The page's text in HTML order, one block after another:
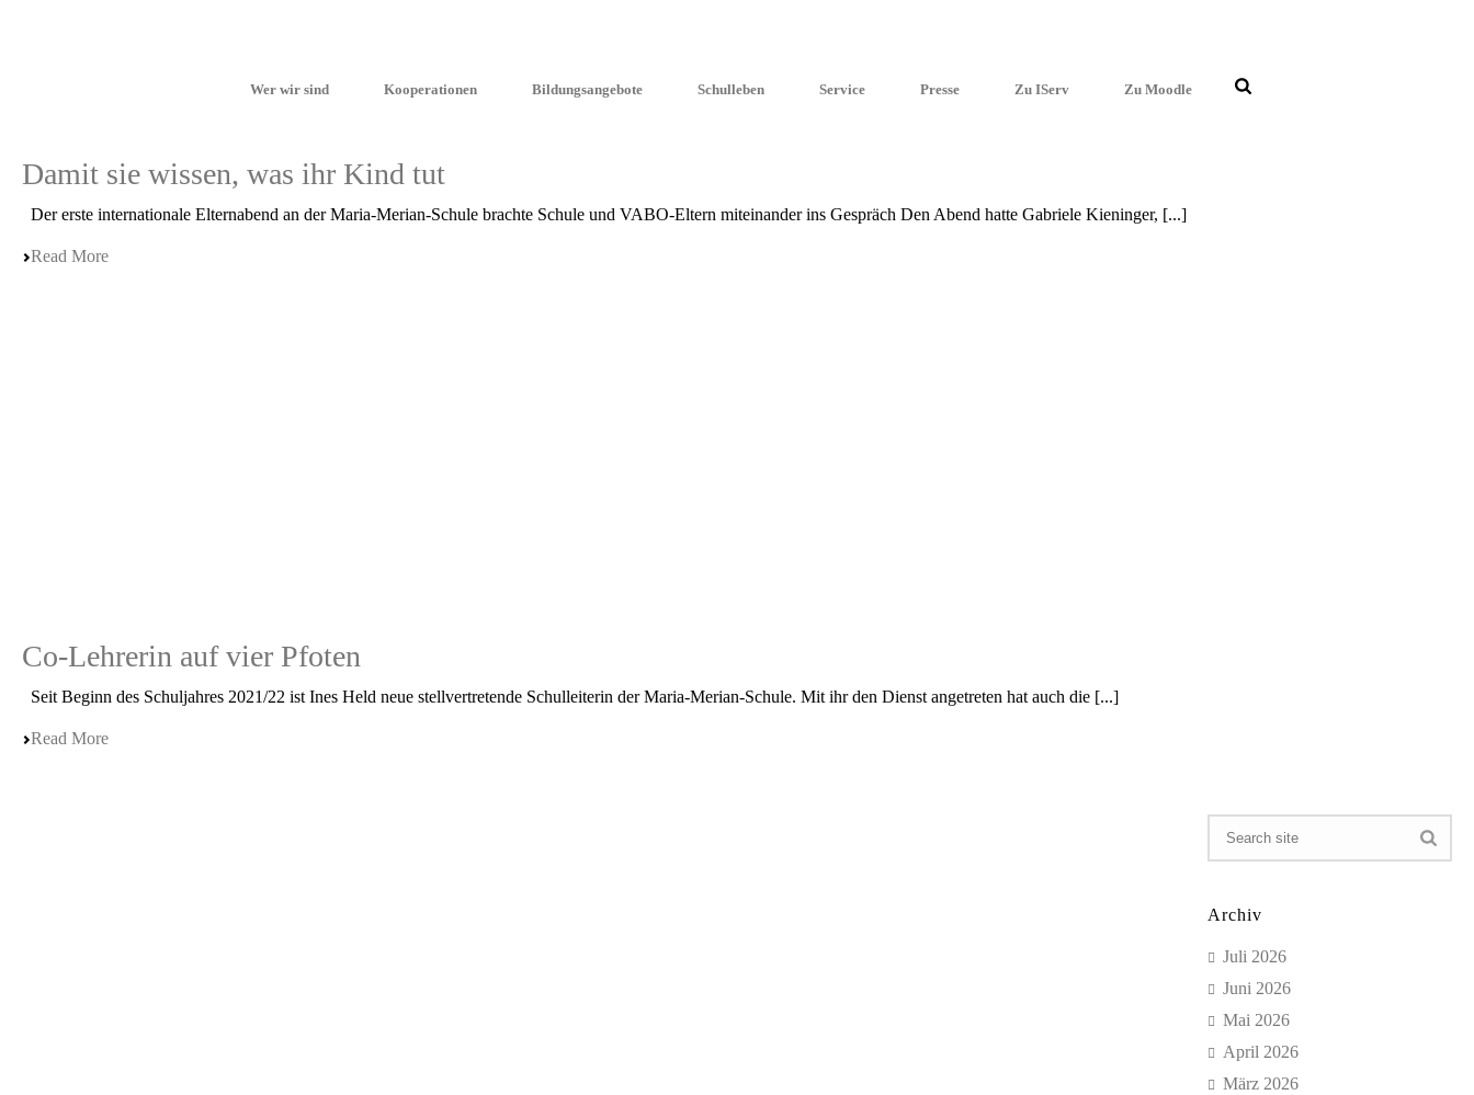
Wer wir sind Kooperationen Bildungsangebote Schulleben Service Presse Zu IServ Zu Moodle
Damit sie wissen, was ihr Kind tut
Der erste inter­na­tio­na­le Eltern­abend an der Maria-Merian-Schule brach­te Schule und VABO-Eltern mitein­an­der ins Gespräch Den Abend hatte Gabrie­le Kienin­ger, [...]
Read More
Co-Lehrerin auf vier Pfoten
Seit Beginn des Schul­jah­res 2021/22 ist Ines Held neue stell­ver­tre­ten­de Schul­lei­te­rin der Maria-Merian-Schule. Mit ihr den Dienst angetre­ten hat auch die [...]
Read More
Archiv
Juli 2026
Juni 2026
Mai 2026
April 2026
März 2026